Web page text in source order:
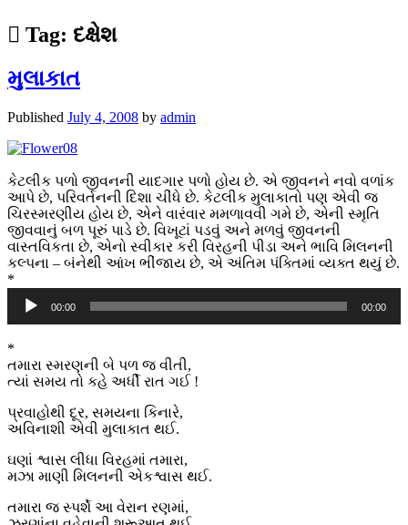
Tag: દક્ષેશ
મુલાકાત
Published July 4, 2008 by admin
કેટલીક પળો જીવનની યાદગાર પળો હોય છે. એ જીવનને નવો વળાંક
આપે છે, પરિવર્તનની દિશા ચીંધે છે. કેટલીક મુલાકાતો પણ એવી જ
ચિરસ્મરણીય હોય છે, એને વારંવાર મમળાવવી ગમે છે, એની સ્મૃતિ
જીવવાનું બળ પૂરું પાડે છે. વિખૂટાં પડવું અને મળવું જીવનની
વાસ્તવિકતા છે, એનો સ્વીકાર કરી વિરહની પીડા અને ભાવિ મિલનની
કલ્પના – બંનેથી આંખ ભીંજાય છે, એ અંતિમ પંક્તિમાં વ્યક્ત થયું છે.
*
Audio
Player
00:00 00:00
*
તમારા સ્મરણની બે પળ જ વીતી,
ત્યાં સમય તો કહે અર્ધી રાત ગઈ !
પ્રવાહોથી દૂર, સમયના કિનારે,
અવિનાશી એવી મુલાકાત થઈ.
ઘણાં શ્વાસ લીધા વિરહમાં તમારા,
મઝા માણી મિલનની એકશ્વાસ થઈ.
તમારા જ સ્પર્શે આ વેરાન રણમાં,